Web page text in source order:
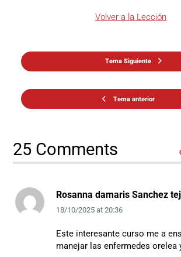
Tema anterior
Volver a la Lección
Tema Siguiente
25 Comments
Rosanna damaris Sanchez
18/10/2025at 20:36
Este interesante curso me a
manejar las enfermedes orelea